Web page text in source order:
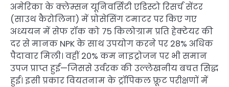
अमेरिका के क्लेम्सन यूनिवर्सिटी एडिस्टो रिसर्च सेंटर
(साउथ कैरोलिना) में प्रोसेसिंग टमाटर पर किए गए
अध्ययन में सेफ रॉक को 75 किलोग्राम प्रति हेक्टेयर की
दर से मानक NPK के साथ उपयोग करने पर 28% अधिक
पैदावार मिली। वहीं 20% कम नाइट्रोजन पर भी समान
उपज प्राप्त हुई—जिससे उर्वरक की उल्लेखनीय बचत सिद्ध
हुई। इसी प्रकार वियतनाम के ट्रॉपिकल फ्रूट परीक्षणों में